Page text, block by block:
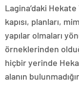
Lagina’daki
kapısı, planları,
yapılar olmaları
örneklerinden
hiçbir yerinde
alanın